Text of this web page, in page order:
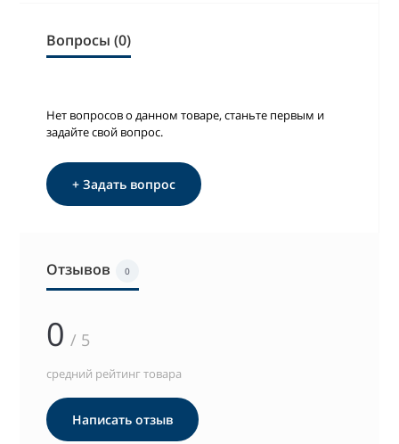
Вопросы (0)
Нет вопросов о данном товаре, станьте первым и
задайте свой вопрос.
+ Задать вопрос
Отзывов 0
0 / 5
средний рейтинг товара
Написать отзыв